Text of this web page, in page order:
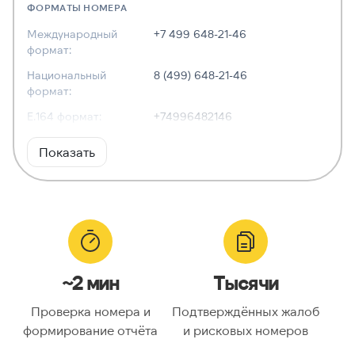
ФОРМАТЫ НОМЕРА
Международный
формат:
+7 499 648-21-46
Национальный
формат:
8 (499) 648-21-46
E.164 формат:
+74996482146
RFC3966
формат:
Тип номера:
Стационарный
Оператор связи:
Национальный
4996482146
Код страны:
Показать
~2 мин
Проверка номера и
формирование отчёта
Тысячи
Подтверждённых жалоб
и рисковых номеров